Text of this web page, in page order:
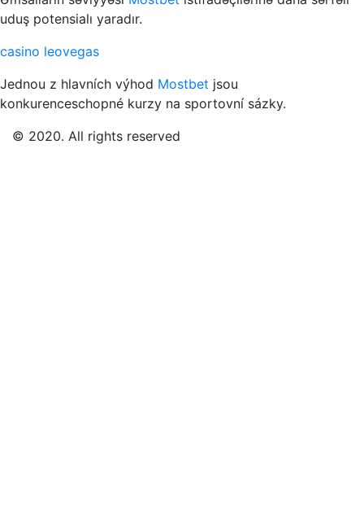
uduş potensialı yaradır.
casino leovegas
Jednou z hlavních výhod Mostbet jsou
konkurenceschopné kurzy na sportovní sázky.
© 2020. All rights reserved